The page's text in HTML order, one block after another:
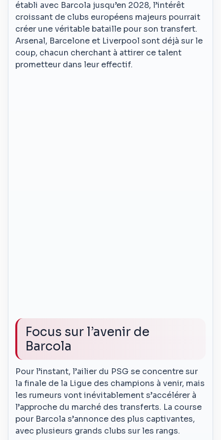
établi avec Barcola jusqu’en 2028, l’intérêt
croissant de clubs européens majeurs pourrait
créer une véritable bataille pour son transfert.
Arsenal, Barcelone et Liverpool sont déjà sur le
coup, chacun cherchant à attirer ce talent
prometteur dans leur effectif.
Focus sur l’avenir de
Barcola
Pour l’instant, l’ailier du PSG se concentre sur
la finale de la Ligue des champions à venir, mais
les rumeurs vont inévitablement s’accélérer à
l’approche du marché des transferts. La course
pour Barcola s’annonce des plus captivantes,
avec plusieurs grands clubs sur les rangs.